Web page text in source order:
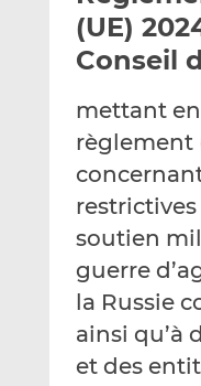
(UE)
Conseil
mettant
règlement
soutien
guerre
la Russie
ainsi qu’à
et des